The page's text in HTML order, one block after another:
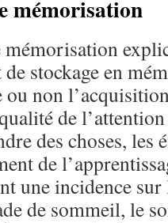
mémorisation
de stockage en
non
de
des choses, les
de
une incidence sur
de sommeil, le